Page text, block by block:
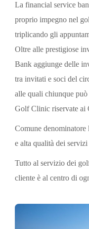
La financial service
proprio impegno nel
triplicando gli
Oltre alle prestigiose
Bank aggiunge delle
tra invitati e soci del
alle quali chiunque
Golf Clinic riservate ai
Comune
e alta qualità dei
Tutto al servizio dei
cliente è al centro di